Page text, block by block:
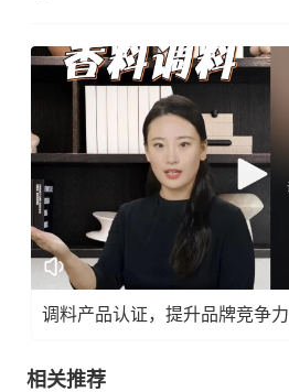
调料产品认证，提升品牌竞争力
相关推荐